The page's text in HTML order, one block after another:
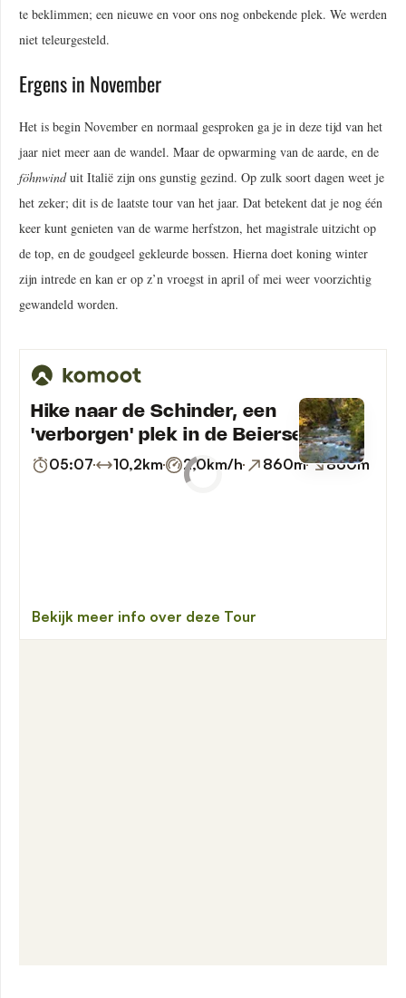
te beklimmen; een nieuwe en voor ons nog onbekende plek. We werden
niet teleurgesteld.
Ergens in November
Het is begin November en normaal gesproken ga je in deze tijd van het
jaar niet meer aan de wandel. Maar de opwarming van de aarde, en de
föhnwinduit Italië zijn ons gunstig gezind. Op zulk soort dagen weet je
het zeker; dit is de laatste tour van het jaar. Dat betekent dat je nog één
keer kunt genieten van de warme herfstzon, het magistrale uitzicht op
de top, en de goudgeel gekleurde bossen. Hierna doet koning winter
zijn intrede en kan er op z’n vroegst in april of mei weer voorzichtig
gewandeld worden.